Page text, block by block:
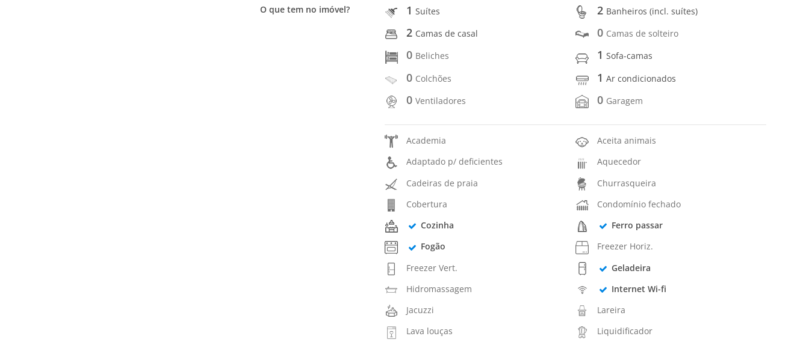
O que tem no imóvel? 1Suítes 2 Banheiros (incl. suítes)
2 Camas de casal 0 Camas de solteiro
0 Beliches 1Sofa-camas
0 Colchões 1Ar condicionados
0Ventiladores 0 Garagem
Academia
Aceita animais
Adaptado p/ deficientes
Aquecedor
Cadeiras de praia
Churrasqueira
Cobertura
Condomínio fechado
Cozinha
Ferro passar
Fogão
Freezer Horiz.
Freezer Vert.
Geladeira
Hidromassagem
Internet Wi-fi
Jacuzzi
Lareira
Lava louças
Liquidificador